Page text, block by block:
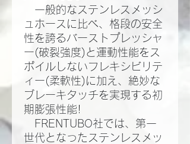
一般的なステンレスメッシ
ュホースに比べ、格段の安全
性を誇るバーストプレッシャ
ー(破裂強度)と運動性能をス
ポイルしないフレキシビリテ
ィー(柔軟性)に加え、絶妙な
ブレーキタッチを実現する初
期膨張性能!​
FRENTUBO社では、第一
世代となったステンレスメッ